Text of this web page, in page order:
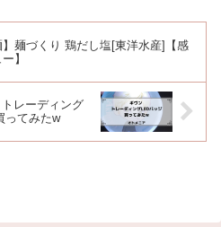
】麺づくり 鶏だし塩[東洋水産]【感
】
トレーディング
ってみたw